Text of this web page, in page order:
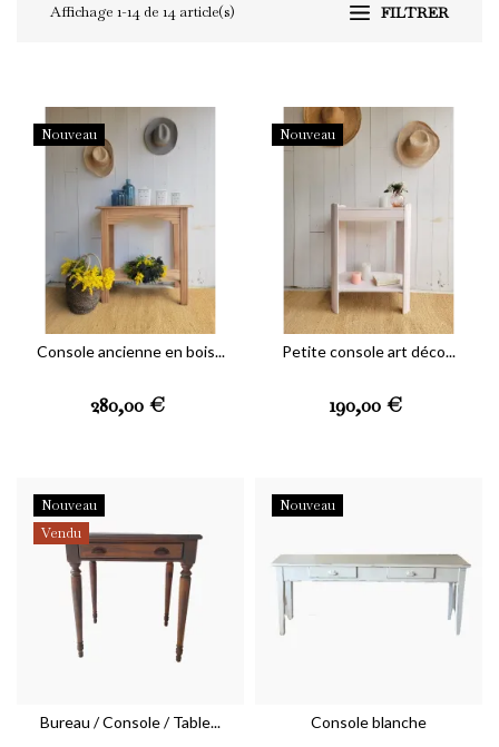
FILTRER
Affichage 1-14 de 14 article(s)
Console ancienne en bois...
Prix
280,00 €
Nouveau
Petite console art déco...
Prix
190,00 €
Nouveau
Bureau / Console / Table...
Nouveau
Vendu
Console blanche
Nouveau